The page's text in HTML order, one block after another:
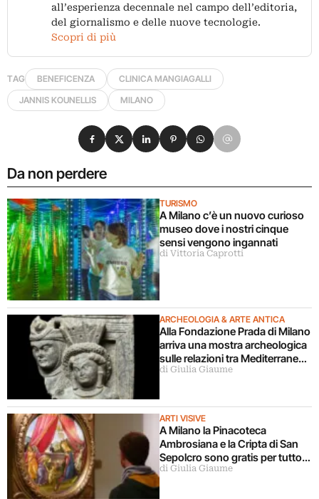
all’esperienza decennale nel campo dell’editoria,
del giornalismo e delle nuove tecnologie.
Scopri di più
TAG BENEFICENZA
CLINICA MANGIAGALLI
JANNIS KOUNELLIS
MILANO
Da non perdere
TURISMO
A Milano c’è un nuovo curioso
museo dove i nostri cinque
sensi vengono ingannati
di Vittoria Caprotti
ARCHEOLOGIA & ARTE ANTICA
Alla Fondazione Prada di Milano
arriva una mostra archeologica
sulle relazioni tra Mediterraneo
e Asia
di Giulia Giaume
ARTI VISIVE
A Milano la Pinacoteca
Ambrosiana e la Cripta di San
Sepolcro sono gratis per tutto
agosto (ma solo per milanesi)
di Giulia Giaume
Condividi su Facebook
Condividi su X
Condividi su LinkedIn
Condividi su Pinterest
Condividi su WhatsApp
Condividi su Email